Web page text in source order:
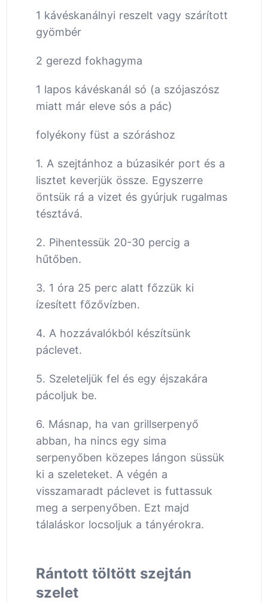
1 kávéskanálnyi reszelt vagy szárított
gyömbér
2 gerezd fokhagyma
1 lapos kávéskanál só (a szójaszósz
miatt már eleve sós a pác)
folyékony füst a szóráshoz
1. A szejtánhoz a búzasikér port és a
lisztet keverjük össze. Egyszerre
öntsük rá a vizet és gyúrjuk rugalmas
tésztává.
2. Pihentessük 20-30 percig a
hűtőben.
3. 1 óra 25 perc alatt főzzük ki
ízesített főzővízben.
4. A hozzávalókból készítsünk
páclevet.
5. Szeleteljük fel és egy éjszakára
pácoljuk be.
6. Másnap, ha van grillserpenyő
abban, ha nincs egy sima
serpenyőben közepes lángon süssük
ki a szeleteket. A végén a
visszamaradt páclevet is futtassuk
meg a serpenyőben. Ezt majd
tálaláskor locsoljuk a tányérokra.
Rántott töltött szejtán
szelet